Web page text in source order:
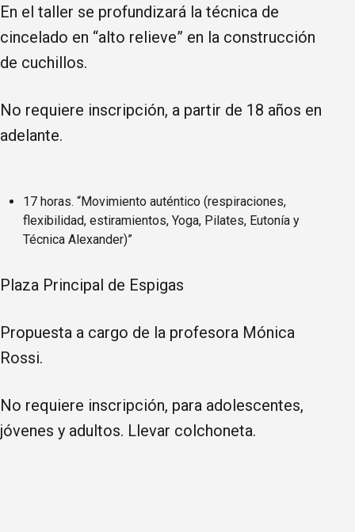
En el taller se profundizará la técnica de
cincelado en “alto relieve” en la construcción
de cuchillos.
No requiere inscripción, a partir de 18 años en
adelante.
17 horas. “Movimiento auténtico (respiraciones,
flexibilidad, estiramientos, Yoga, Pilates, Eutonía y
Técnica Alexander)”
Plaza Principal de Espigas
Propuesta a cargo de la profesora Mónica
Rossi.
No requiere inscripción, para adolescentes,
jóvenes y adultos. Llevar colchoneta.